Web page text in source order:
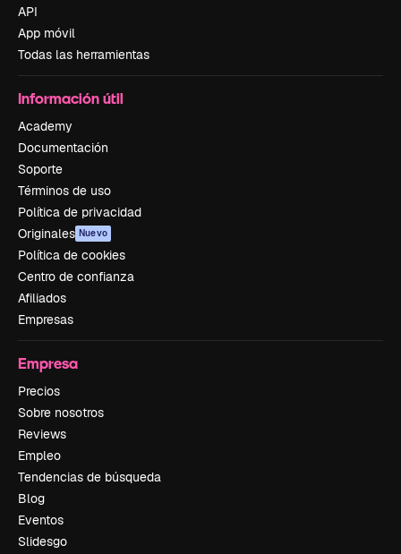
API
App móvil
Todas las herramientas
Información útil
Academy
Documentación
Soporte
Términos de uso
Política de privacidad
Originales Nuevo
Política de cookies
Centro de confianza
Afiliados
Empresas
Empresa
Precios
Sobre nosotros
Reviews
Empleo
Tendencias de búsqueda
Blog
Eventos
Slidesgo